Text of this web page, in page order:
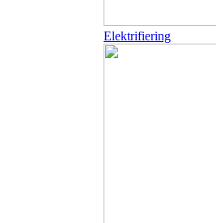
Elektrifiering